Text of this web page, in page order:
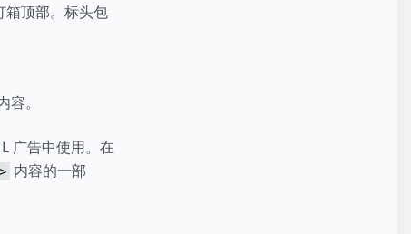
箱顶部。标头包
。
广告中使用。在
内容的一部